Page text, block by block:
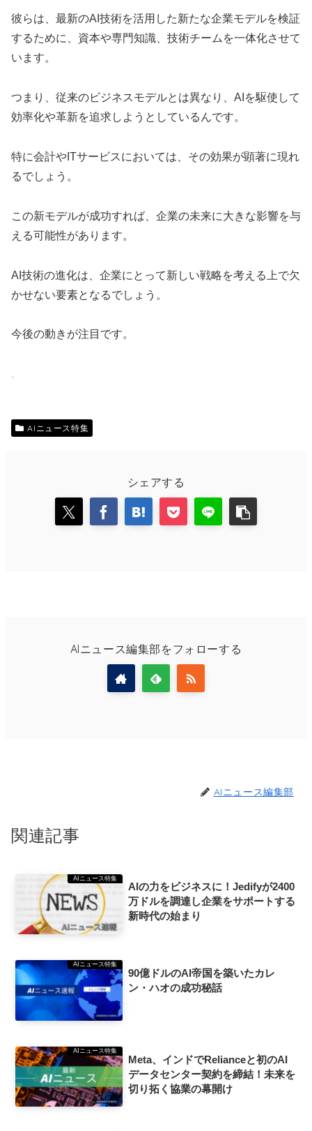
彼らは、最新のAI技術を活用した新たな企業モデルを検証
するために、資本や専門知識、技術チームを一体化させて
います。
つまり、従来のビジネスモデルとは異なり、AIを駆使して
効率化や革新を追求しようとしているんです。
特に会計やITサービスにおいては、その効果が顕著に現れ
るでしょう。
この新モデルが成功すれば、企業の未来に大きな影響を与
える可能性があります。
AI技術の進化は、企業にとって新しい戦略を考える上で欠
かせない要素となるでしょう。
今後の動きが注目です。
AIニュース特集
シェアする
AIニュース編集部をフォローする
AIニュース編集部
関連記事
AIニュース特集
AIの力をビジネスに！Jedifyが2400
万ドルを調達し企業をサポートする
新時代の始まり
AIニュース特集
90億ドルのAI帝国を築いたカレ
ン・ハオの成功秘話
AIニュース特集
Meta、インドでRelianceと初のAI
データセンター契約を締結！未来を
切り拓く協業の幕開け